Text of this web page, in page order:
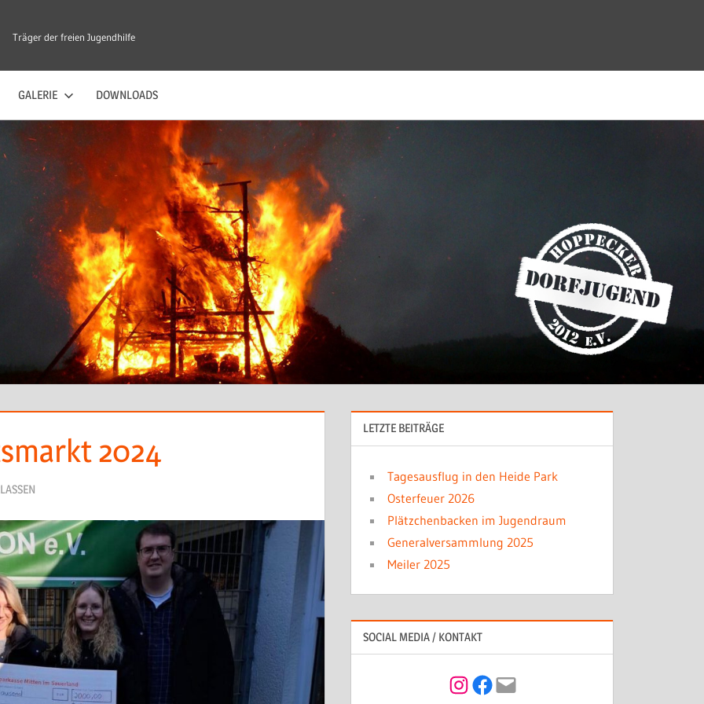
Träger der freien Jugendhilfe
GALERIE DOWNLOADS
2024
LETZTE BEITRÄGE
Tagesausflug in den Heide Park
Osterfeuer 2026
Plätzchenbacken im Jugendraum
Generalversammlung 2025
Meiler 2025
SOCIAL MEDIA / KONTAKT
Instagram
Facebook
Mail